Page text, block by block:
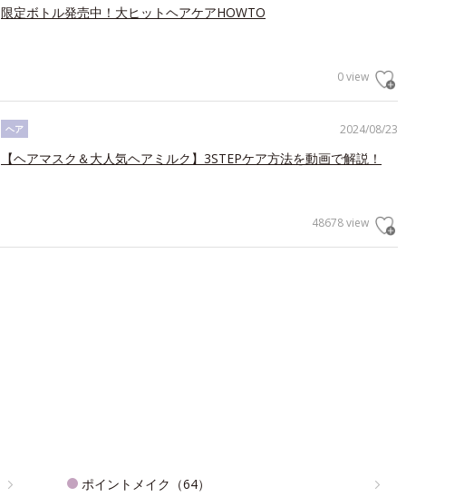
限定ボトル発売中！大ヒットヘアケアHOWTO
0 view
2024/08/23
ヘア
【ヘアマスク＆大人気ヘアミルク】3STEPケア方法を動画で解説！
48678 view
ポイントメイク（64）